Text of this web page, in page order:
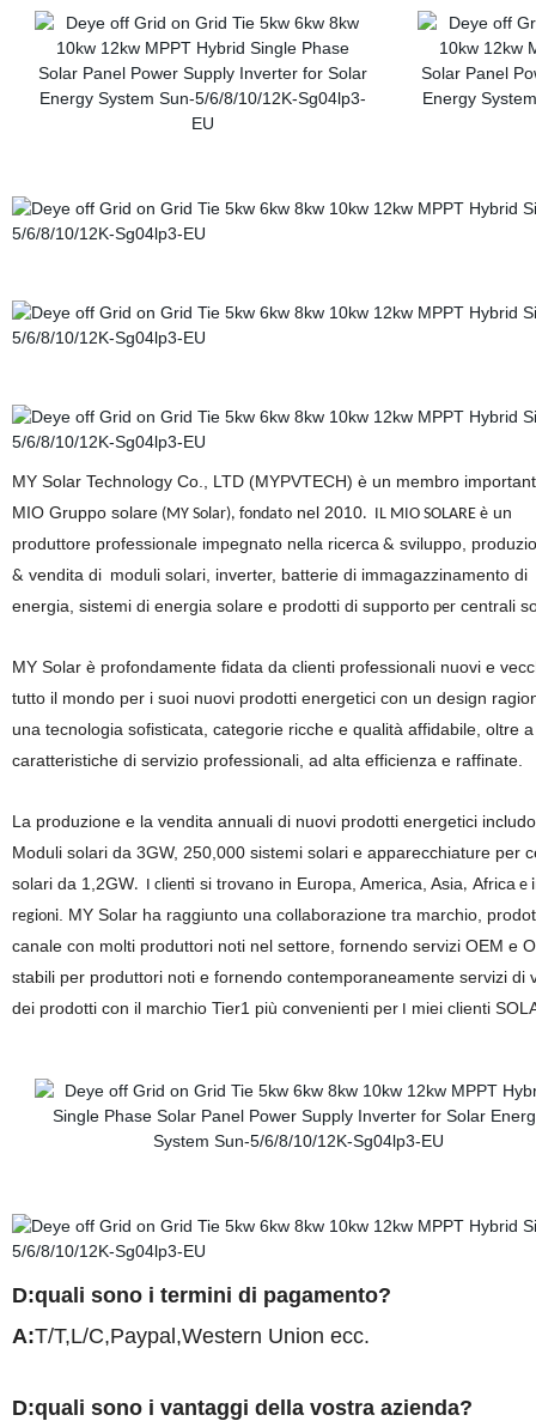
MY Solar Technology Co., LTD (MYPVTECH) è un membro
MIO Gruppo solare(MY Solar), fondatonel 2010. IL MIO SOLARE èun
produttore professionale impegnato nella ricerca& sviluppo,
& vendita di moduli solari, inverter, batterie di immagazzinamento di
energia , sistemi di energia solaree prodotti di supportopercentrali
MY Solar è profondamente fidata da clienti professionali nuovi e
tutto il mondo per i suoi nuovi prodotti energetici con un design
una tecnologia sofisticata, categorie ricche e qualità affidabile, oltre a
caratteristiche di servizio professionali, ad alta efficienza e raffinate.
La produzione e la vendita annuali di nuovi prodotti energetici
Moduli solari da 3GW, 250,000 sistemi solari e apparecchiature per
solari da 1,2GW. I clienti si trovano in Europa, America, Asia, Africae
regioni. MY Solar ha raggiunto una collaborazione tra marchio,
canale con molti produttori noti nel settore, fornendo servizi OEM e
stabili per produttori noti e fornendo contemporaneamente servizi di
dei prodotti con il marchio Tier1 più convenienti perI miei clienti
D:quali sono i termini di pagamento?
A:T/T,L/C,Paypal,Western Union ecc.
D:quali sono i vantaggi della vostra azienda?